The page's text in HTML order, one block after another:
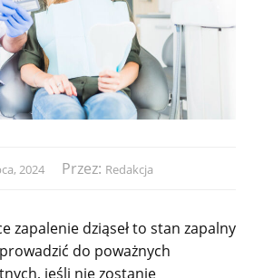
2024 Przez: Redakcja
zapalenie dziąseł to stan zapalny
do poważnych
jeśli nie zostanie